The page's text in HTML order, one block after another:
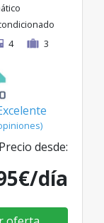
4 3
Precio desde:
día